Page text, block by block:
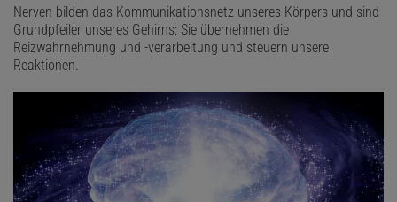
Nerven bilden das Kommunikationsnetz unseres Körpers und sind
Grundpfeiler unseres Gehirns: Sie übernehmen die
Reizwahrnehmung und -verarbeitung und steuern unsere
Reaktionen.